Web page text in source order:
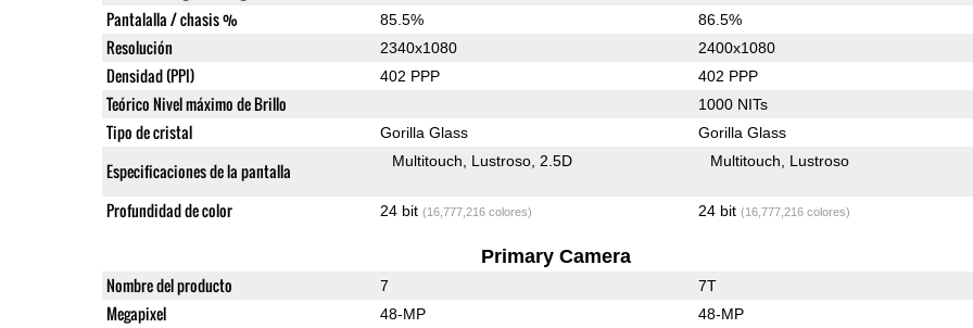
Pantalalla / chasis %
85.5% 86.5%
Resolución 2340x1080 2400x1080
Densidad (PPI) 402 PPP 402 PPP
Teórico Nivel máximo de Brillo 1000 NITs
Tipo de cristal Gorilla Glass Gorilla Glass
Especificaciones de la pantalla Multitouch Lustroso 2.5D Multitouch Lustroso
Profundidad de color 24 bit (16,777,216 colores) 24 bit (16,777,216 colores)
Primary Camera
Nombre del producto 7 7T
Megapixel 48-MP 48-MP